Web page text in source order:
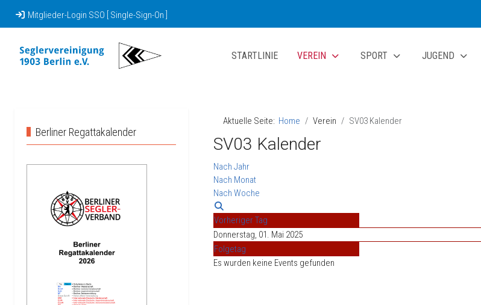
Mitglieder-Login SSO [ Single-Sign-On ]
STARTLINIE VEREIN SPORT JUGEND
Berliner Regattakalender
Aktuelle Seite: Home Verein SV03 Kalender
SV03 Kalender
Nach Jahr
Nach Monat
Nach Woche
Vorheriger Tag
Donnerstag, 01. Mai 2025
Folgetag
Es wurden keine Events gefunden